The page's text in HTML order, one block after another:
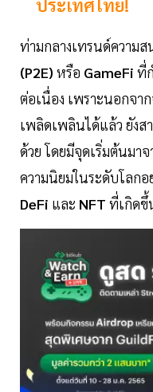
ประเทศไทย!
ท่ามกลางเทรนด์ความ
(P2E) หรือ GameFi ที่
ต่อเนื่อง เพราะนอกจา
เพลิดเพลินได้แล้ว ยังส
ด้วย โดยมีจุดเริ่มต้นมาจ
ความนิยมในระดับโลก
DeFi และ NFT ที่เกิดขึ้